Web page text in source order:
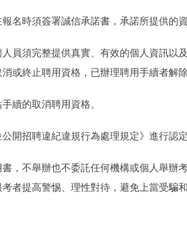
時須簽署誠信承諾書，承諾所提供的資
須完整提供真實、有效的個人資訊以
或終止聘用資格，已辦理聘用手續者解
續的取消聘用資格。
招聘違紀違規行為處理規定》進行認定
不舉辦也不委託任何機構或個人舉辦
者提高警惕、理性對待，避免上當受騙和